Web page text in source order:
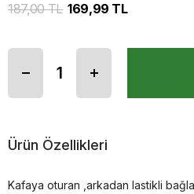
187,00 TL 169,99 TL
Ürün Özellikleri
Kafaya oturan ,arkadan lastikli